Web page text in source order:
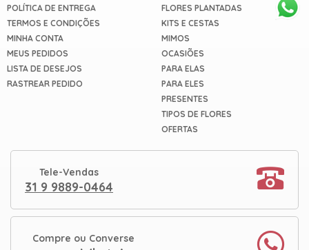
POLÍTICA DE ENTREGA
TERMOS E CONDIÇÕES
MINHA CONTA
MEUS PEDIDOS
LISTA DE DESEJOS
RASTREAR PEDIDO
FLORES PLANTADAS
KITS E CESTAS
MIMOS
OCASIÕES
PARA ELAS
PARA ELES
PRESENTES
TIPOS DE FLORES
OFERTAS
Tele-Vendas
31 9 9889-0464
Compre ou Converse